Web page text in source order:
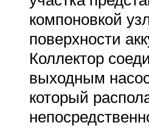
компоновкой
поверхности
Коллектор
выходным
который